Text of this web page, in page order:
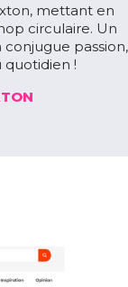
mettant en
circulaire. Un
passion,
!